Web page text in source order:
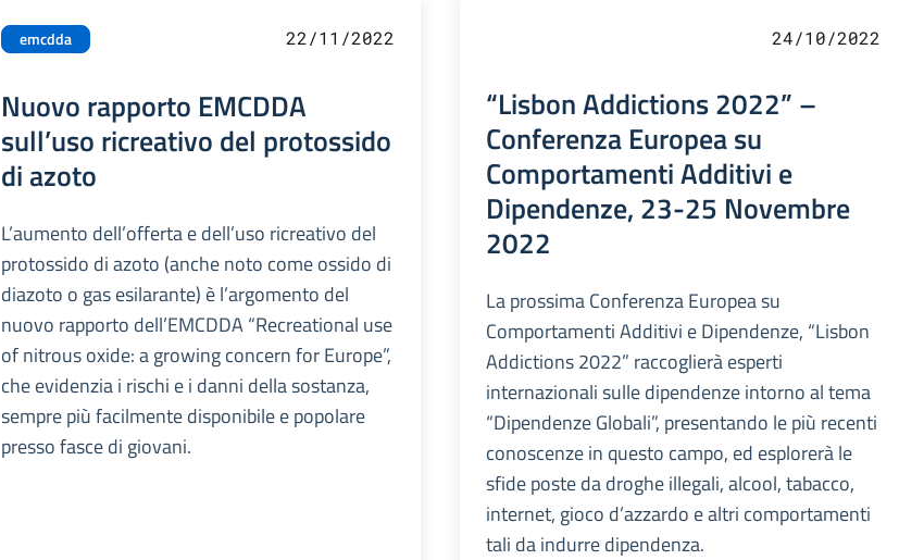
emcdda 22/11/2022
Nuovo rapporto EMCDDA
sull’uso ricreativo del protossido
di azoto
L’aumento dell’offerta e dell’uso ricreativo del
protossido di azoto (anche noto come ossido di
diazoto o gas esilarante) è l’argomento del
nuovo rapporto dell’EMCDDA “Recreational use
of nitrous oxide: a growing concern for Europe”,
che evidenzia i rischi e i danni della sostanza,
sempre più facilmente disponibile e popolare
presso fasce di giovani.
24/10/2022
“Lisbon Addictions 2022” –
Conferenza Europea su
Comportamenti Additivi e
Dipendenze, 23-25 Novembre
2022
La prossima Conferenza Europea su
Comportamenti Additivi e Dipendenze, “Lisbon
Addictions 2022” raccoglierà esperti
internazionali sulle dipendenze intorno al tema
“Dipendenze Globali”, presentando le più recenti
conoscenze in questo campo, ed esplorerà le
sfide poste da droghe illegali, alcool, tabacco,
internet, gioco d’azzardo e altri comportamenti
tali da indurre dipendenza.